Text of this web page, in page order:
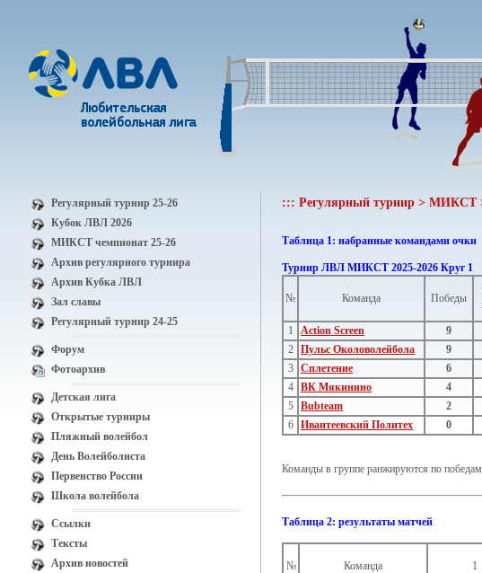
Регулярный турнир 25-26
Кубок ЛВЛ 2026
МИКСТ чемпионат 25-26
Архив регулярного турнира
Архив Кубка ЛВЛ
Зал славы
Регулярный турнир 24-25
Форум
Фотоархив
Детская лига
Открытые турниры
Пляжный волейбол
День Волейболиста
Первенство России
Школа волейбола
Ссылки
Тексты
Архив новостей
::: Регулярный турнир > МИКСТ
Таблица 1: набранные командами очки
Турнир ЛВЛ МИКСТ 2025-2026 Круг 1
№ Команда Победы
1 Action Screen 9
2
Пульс Околоволейбола 9
3
Сплетение 6
4
ВК Мякинино 4
5
Bubteam 2
6
Ивантеевский Политех 0
Команды в группе ранжируются по
Таблица 2: результаты матчей
№ Команда 1